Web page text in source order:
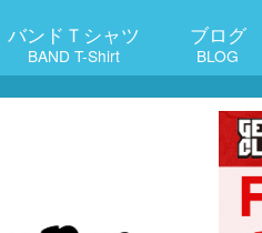
バンドＴシャツ
BAND T-Shirt
ブログ
BLOG